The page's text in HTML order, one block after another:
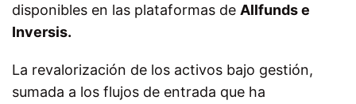
disponibles en las plataformas de Allfunds e
Inversis.
La revalorización de los activos bajo gestión,
sumada a los flujos de entrada que ha